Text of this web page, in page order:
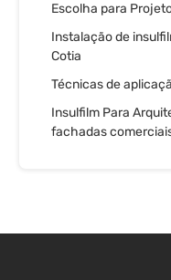
Escolha para
Instalação de
Cotia
Técnicas de
Insulfilm Para
fachadas